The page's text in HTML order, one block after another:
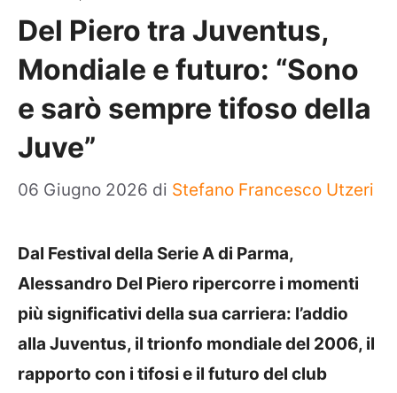
Del Piero tra Juventus,
Mondiale e futuro: “Sono
e sarò sempre tifoso della
Juve”
06 Giugno 2026 di Stefano Francesco Utzeri
Dal Festival della Serie A di Parma,
Alessandro Del Piero ripercorre i momenti
più significativi della sua carriera: l’addio
alla Juventus, il trionfo mondiale del 2006, il
rapporto con i tifosi e il futuro del club